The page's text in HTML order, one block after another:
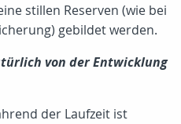
stillen Reserven (wie bei
gebildet werden.
von der Entwicklung
der Laufzeit ist